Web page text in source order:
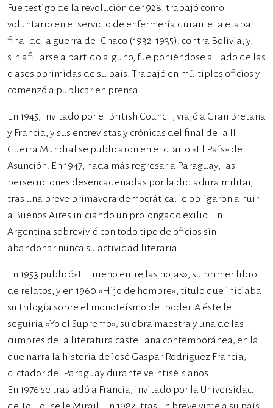
Fue testigo de la revolución de 1928, trabajó como
voluntario en el servicio de enfermería durante la etapa
final de la guerra del Chaco (1932-1935), contra Bolivia, y,
sin afiliarse a partido alguno, fue poniéndose al lado de las
clases oprimidas de su país. Trabajó en múltiples oficios y
comenzó a publicar en prensa.
En 1945, invitado por el British Council, viajó a Gran Bretaña
y Francia, y sus entrevistas y crónicas del final de la II
Guerra Mundial se publicaron en el diario «El País» de
Asunción. En 1947, nada más regresar a Paraguay, las
persecuciones desencadenadas por la dictadura militar,
tras una breve primavera democrática, le obligaron a huir
a Buenos Aires iniciando un prolongado exilio. En
Argentina sobrevivió con todo tipo de oficios sin
abandonar nunca su actividad literaria.
En 1953 publicó»El trueno entre las hojas», su primer libro
de relatos, y en 1960 «Hijo de hombre», título que iniciaba
su trilogía sobre el monoteísmo del poder. A éste le
seguiría «Yo el Supremo», su obra maestra y una de las
cumbres de la literatura castellana contemporánea; en la
que narra la historia de José Gaspar Rodríguez Francia,
dictador del Paraguay durante veintiséis años.
En 1976 se trasladó a Francia, invitado por la Universidad